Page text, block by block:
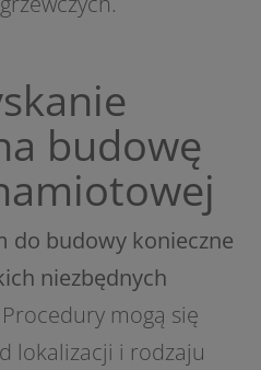
budowę
do budowy konieczne
niezbędnych
Procedury mogą się
lokalizacji i rodzaju